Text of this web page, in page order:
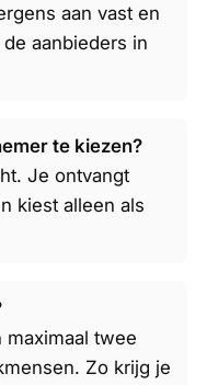
aan vast en
aanbieders in
te kiezen?
Je ontvangt
kiest alleen als
maximaal twee
Zo krijg je